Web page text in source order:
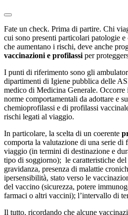
Fate un check. Prima di partire. Chi
cui sono presenti particolari patologie
che aumentano i rischi, deve anche
vaccinazioni e profilassi per
I punti di riferimento sono gli
dipartimenti di Igiene pubblica delle
medico di Medicina Generale.
norme comportamentali da adottare e
chemioprofilassi e di profilassi
rischi legati al viaggio.
In particolare, la scelta di un coerente
comporta la valutazione di una serie di
viaggio (in termini di destinazione e
tipo di soggiorno); le caratteristiche del
gravidanza, presenza di malattie
ipersensibilità, stato verso le
del vaccino (sicurezza, potere
farmaci o altri vaccini); l’intervallo di
Il tutto, ricordando che alcune